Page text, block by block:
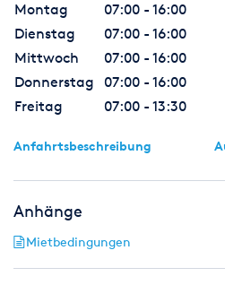
Montag
07:00 - 16:00
Dienstag
07:00 - 16:00
Mittwoch
07:00 - 16:00
Donnerstag
07:00 - 16:00
Freitag
07:00 - 13:30
Anfahrtsbeschreibung
Anhänge
Mietbedingungen